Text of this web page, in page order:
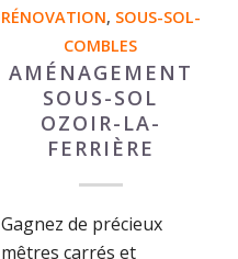
RÉNOVATION, SOUS-SOL-
COMBLES
AMÉNAGEMENT
SOUS-SOL
OZOIR-LA-
FERRIÈRE
Gagnez de précieux
mêtres carrés et